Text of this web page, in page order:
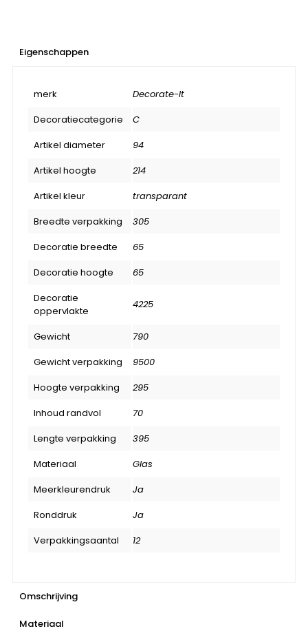
Eigenschappen
merk
Decorate-It
Decoratiecategorie
C
Artikel diameter
94
Artikel hoogte
214
Artikel kleur
transparant
Breedte verpakking
305
Decoratie breedte
65
Decoratie hoogte
65
Decoratie
oppervlakte
4225
Gewicht
790
Gewicht verpakking
9500
Hoogte verpakking
295
Inhoud randvol
70
Lengte verpakking
395
Materiaal
Glas
Meerkleurendruk
Ja
Ronddruk
Ja
Verpakkingsaantal
12
Omschrijving
Materiaal